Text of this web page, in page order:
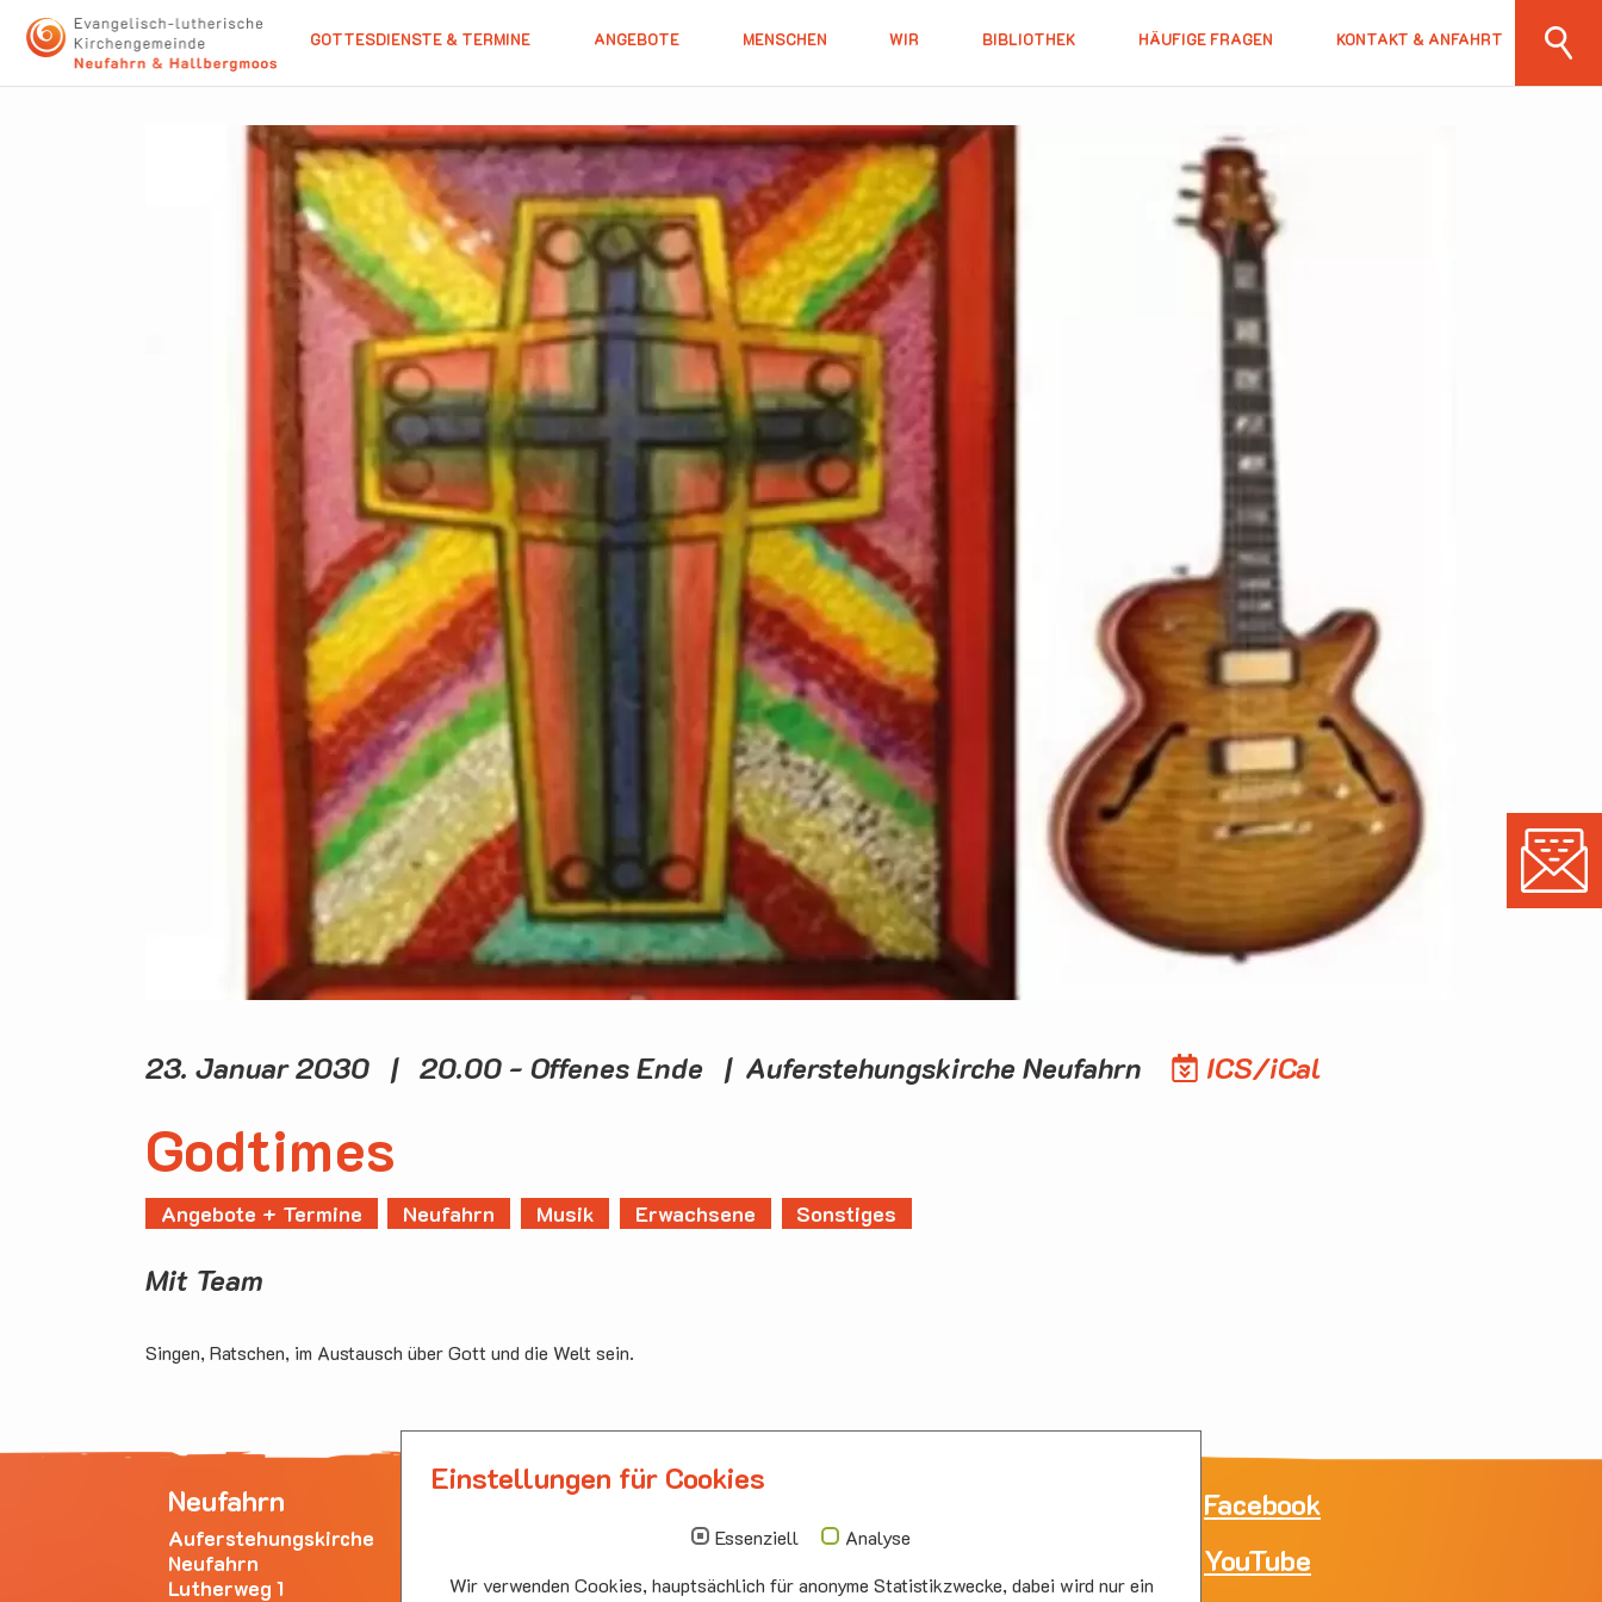
GOTTESDIENSTE & TERMINE ANGEBOTE MENSCHEN WIR BIBLIOTHEK HÄUFIGE FRAGEN KONTAKT & ANFAHRT
23. Januar 2030 | 20.00 - Offenes Ende | Auferstehungskirche Neufahrn ICS/iCal
Godtimes
Angebote + Termine Neufahrn Musik Erwachsene Sonstiges
Mit Team
Singen, Ratschen, im Austausch über Gott und die Welt sein.
Neufahrn
Auferstehungskirche
Neufahrn
Lutherweg 1
Hallbergmoos
Emmauskirche Hallbergmoos
85399 Hallbergmoos
Sonntag
Auferstehungskirc
Facebook
YouTube
Einstellungen für Cookies
Essenziell
Analyse
Wir verwenden Cookies, hauptsächlich für anonyme Statistikzwecke, dabei wird nur ein